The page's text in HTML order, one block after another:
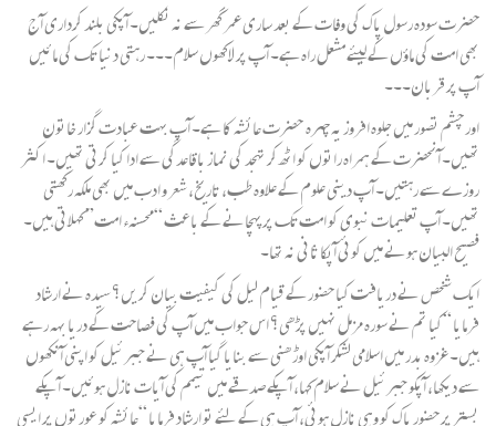
حضرت سودہ رسول پاک کی وفات کے بعد ساری عمر گھر سے نہ نکلیں۔ آپکی بلند کرداری آج
بھی امت کی ماؤں کے لیئے مشعل راہ ہے۔ آپ پر لاکھوں سلام۔۔۔ رہتی دنیا تک کی مائیں
آپ پر قربان۔۔۔
اور چشم تصور میں جلوہ افروز یہ چہرہ حضرت عائشہ کا ہے۔ آپ بہت عبادت گزار خاتون
تھیں۔ آنحضرت کے ہمراہ راتوں کو اٹھ کر تہجد کی نماز باقاعدگی سے ادا کیا کرتی تھیں۔ اکثر
روزے سے رہتیں۔ آپ دینی علوم کے علاوہ طب، تاریخ، شعر و ادب میں بھی ملکہ رکھتی
تھیں۔ آپ تعلیمات نبوی کو امت تک پرپہچانے کے باعث “محسنہء امت” کہلاتی ہیں۔
فصیح البیان ہونے میں کوئی آپکا ثانی نہ تھا۔
ایک شخص‌ نے دریافت کیا حضور کے قیام لیل کی کیفیت بیان کریں؟ سیدہ نے ارشاد
فرمایا “کیا تم نے سورہ مزمل نہیں پڑھی؟ اس جواب میں آپ کی فصاحت کے دریا بہہ رہے
ہیں۔ غزوہ بدر میں اسلامی لشکر آپکی اوڑھنی سے بنایا گیا آپ ہی نے جبرئیل کو اپنی آنکھوں
سے دیکھا، آپکو جبرئیل نے سلام کہا، آپکے صدقے میں تیمم کی آیات نازل ہوئیں۔ آپکے
بستر پر حضور پاک کو وہی نازل ہوئی، آپ ہی کے لئے تو ارشاد فرمایا “عائشہ کو عورتوں پر ایسی